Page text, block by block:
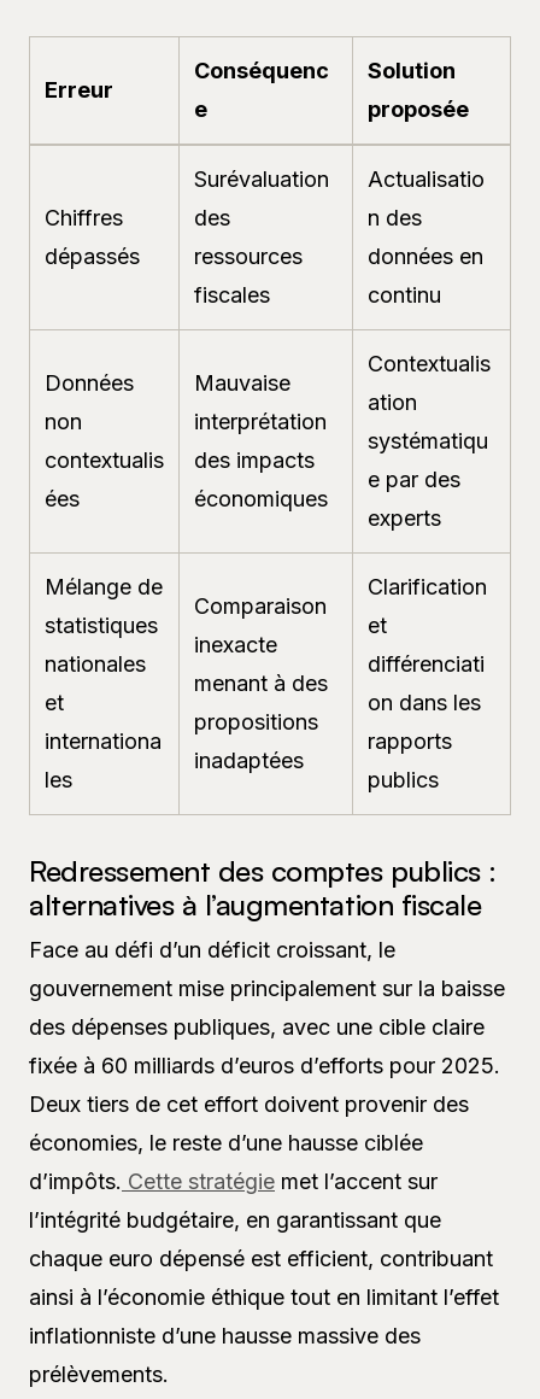
Erreur
Conséquenc
e
Solution
proposée
Chiffres
dépassés
Surévaluation
des
ressources
fiscales
Actualisatio
n des
données en
continu
Données
non
contextualis
ées
Mauvaise
interprétation
des impacts
économiques
Contextualis
ation
systématiqu
e par des
experts
Mélange de
statistiques
nationales
et
internationa
les
Comparaison
inexacte
menant à des
propositions
inadaptées
Clarification
et
différenciati
on dans les
rapports
publics
Redressement des comptes publics :
alternatives à l’augmentation fiscale
Face au défi d’un déficit croissant, le
gouvernement mise principalement sur la baisse
des dépenses publiques, avec une cible claire
fixée à 60 milliards d’euros d’efforts pour 2025.
Deux tiers de cet effort doivent provenir des
économies, le reste d’une hausse ciblée
d’impôts. Cette stratégie met l’accent sur
l’intégrité budgétaire, en garantissant que
chaque euro dépensé est efficient, contribuant
ainsi à l’économie éthique tout en limitant l’effet
inflationniste d’une hausse massive des
prélèvements.